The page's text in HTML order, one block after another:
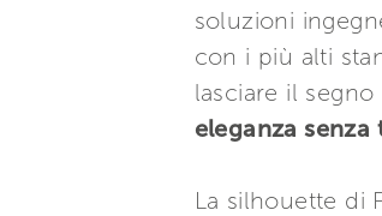
soluzioni
con i più alti
lasciare il
eleganza senza
La silhouette di